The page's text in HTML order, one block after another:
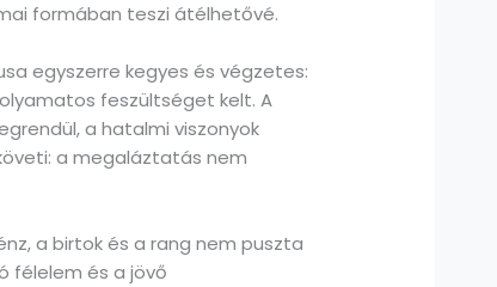
formában teszi átélhetővé.
egyszerre kegyes és végzetes:
feszültséget kelt. A
a hatalmi viszonyok
a megaláztatás nem
a birtok és a rang nem puszta
félelem és a jövő